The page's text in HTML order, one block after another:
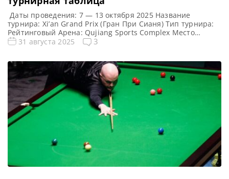
Даты проведения: 7 — 13 октября 2025 Название
турнира: Xi’an Grand Prix (Гран При Сианя) Тип турнира:
Рейтинговый Арена: Qujiang Sports Complex Место
проведения (населенный пункт, город, страна): Сиань,
При Сианя 2025 — турнирная сетка рейтингового
турнира по снукеру 1/16 […]
31 августа 2025 3